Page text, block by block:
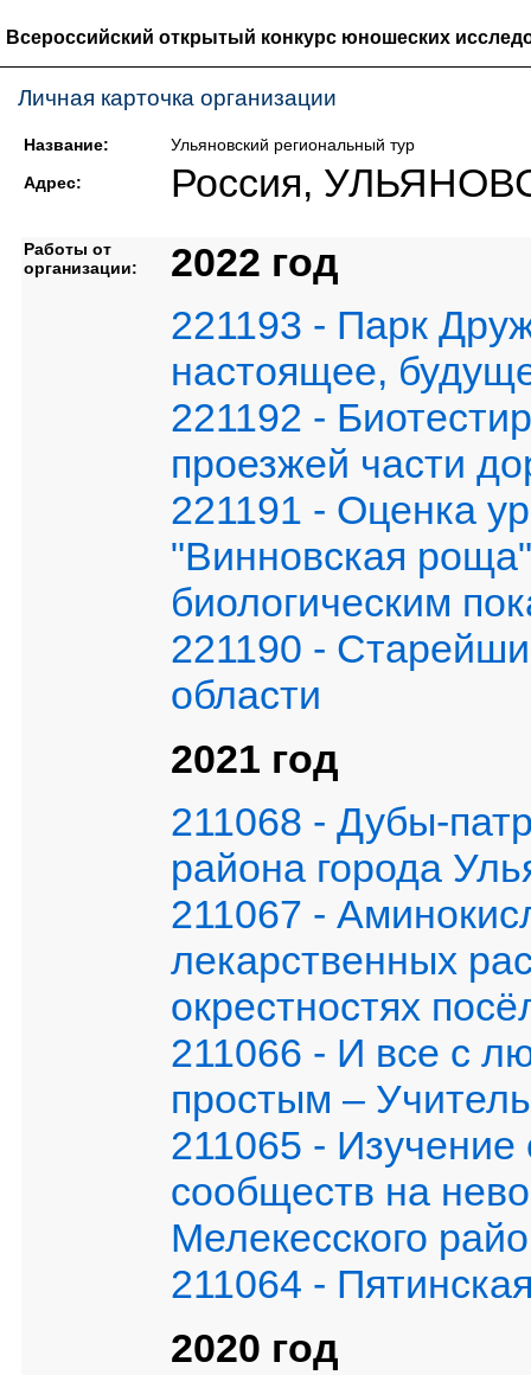
Всероссийский открытый конкурс юношеских
Личная карточка организации
Название:
Ульяновский региональный тур
Адрес:
Россия,
Работы от
организации:
2022 год
221193 - Парк
настоящее,
221192 -
проезжей части
221191 - Оценка
"Винновская
биологическим
221190 -
области
2021 год
211068 - Дубы-
района города
211067 -
лекарственных
окрестностях
211066 - И все с
простым – Учитель
211065 - Изучение
сообществ на
Мелекесского
211064 -
2020 год